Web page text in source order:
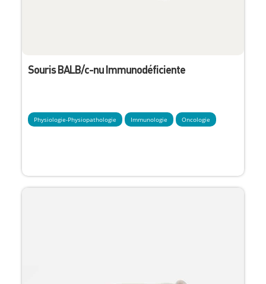
Souris BALB/c-nu Immunodéficiente
Physiologie-Physiopathologie Immunologie Oncologie